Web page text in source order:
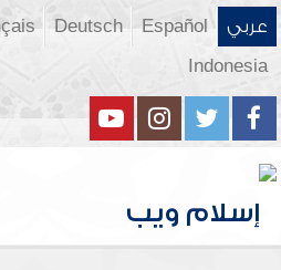
عربي Español
Deutsch
Indonesia